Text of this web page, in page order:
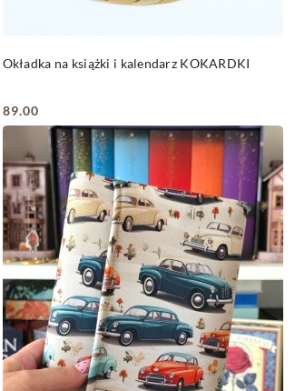
Okładka na książki i kalendarz KOKARDKI
Cena:
89.00